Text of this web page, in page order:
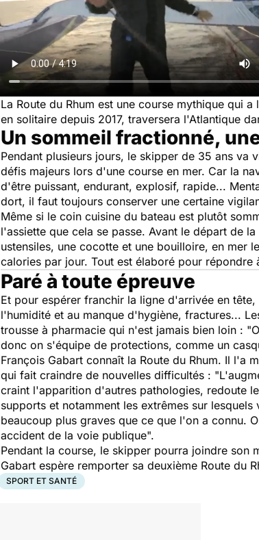
La Route du Rhum est une course mythique qui
en solitaire depuis 2017, traversera l'Atlantique
Un sommeil fractionné,
Pendant plusieurs jours, le skipper de 35 ans va
défis majeurs lors d'une course en mer. Car la
d'être puissant, endurant, explosif, rapide...
dort, il faut toujours conserver une certaine
Même si le coin cuisine du bateau est plutôt
l'assiette que cela se passe. Avant le départ de
ustensiles, une cocotte et une bouilloire, en
calories par jour. Tout est élaboré pour
Paré à toute épreuve
Et pour espérer franchir la ligne d'arrivée en
l'humidité et au manque d'hygiène, fractures...
trousse à pharmacie qui n'est jamais bien loin : "
donc on s'équipe de protections, comme un
François Gabart connaît la Route du Rhum. Il l'a
qui fait craindre de nouvelles difficultés : "
craint l'apparition d'autres pathologies, redoute
supports et notamment les extrêmes sur
beaucoup plus graves que ce que l'on a connu.
accident de la voie publique".
Pendant la course, le skipper pourra joindre son
Gabart espère remporter sa deuxième Route du
SPORT ET SANTÉ